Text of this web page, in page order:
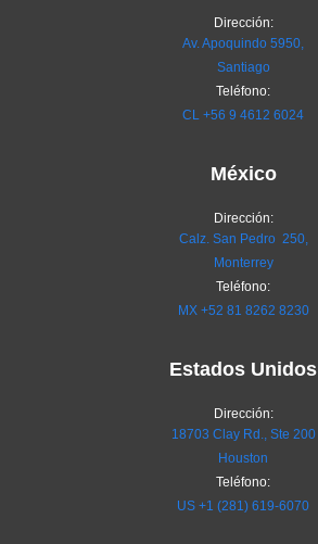
Dirección:
Av. Apoquindo 5950,
Santiago
Teléfono:
CL +56 9 4612 6024
México
Dirección:
Calz. San Pedro 250,
Monterrey
Teléfono:
MX +52 81 8262 8230
Estados Unidos
Dirección:
18703 Clay Rd., Ste 200
Houston
Teléfono:
US +1 (281) 619-6070